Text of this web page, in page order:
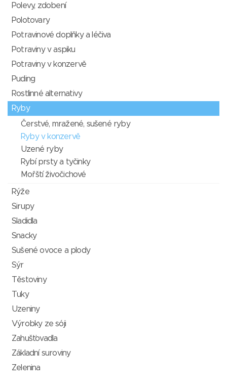
Polevy, zdobení
Polotovary
Potravinové doplňky a léčiva
Potraviny v aspiku
Potraviny v konzervě
Puding
Rostlinné alternativy
Ryby
Čerstvé, mražené, sušené ryby
Ryby v konzervě
Uzené ryby
Rybí prsty a tyčinky
Mořští živočichové
Rýže
Sirupy
Sladidla
Snacky
Sušené ovoce a plody
Sýr
Těstoviny
Tuky
Uzeniny
Výrobky ze sóji
Zahušťovadla
Základní suroviny
Zelenina